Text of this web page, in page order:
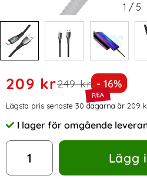
1 / 5
Handla denna produkt Mcdodo
rea pris
209 krtidigare pris
249 kr Priset är
- 16%
Prishistorik
Lägsta pris senaste 30 dagarna är 209
Tillgänglighet:
I lager för omgående
antal
Lägg